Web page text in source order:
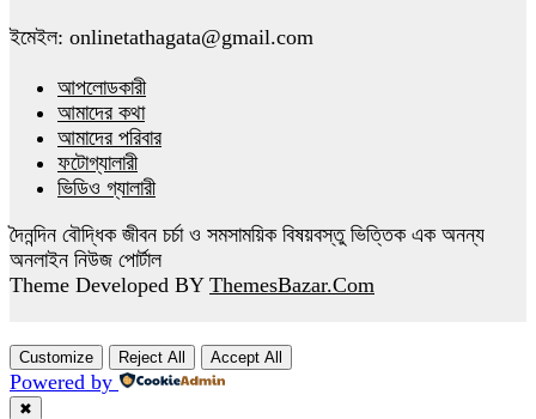
ইমেইল: onlinetathagata@gmail.com
আপলোডকারী
আমাদের কথা
আমাদের পরিবার
ফটোগ্যালারী
ভিডিও গ্যালারী
দৈনন্দিন বৌদ্ধিক জীবন চর্চা ও সমসাময়িক বিষয়বস্তু ভিত্তিক এক অনন্য
অনলাইন নিউজ পোর্টাল
Theme Developed BY ThemesBazar.Com
Customize Reject All Accept All
Powered by
✖